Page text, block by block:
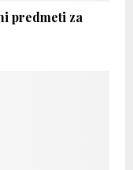
predmeti za